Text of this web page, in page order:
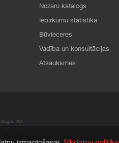
Nozaru katalogs
Iepirkumu statistika
Būvieceres
Vadība un konsultācijas
Atsauksmes
SIA